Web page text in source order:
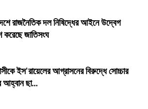
রাজনৈতিক দল নিষিদ্ধের আইনে উদ্বেগ
করেছে জাতিসংঘ
ইস'রায়েলের আগ্রাসনের বিরুদ্ধে সোচ্চার
আহ্বান ছা...